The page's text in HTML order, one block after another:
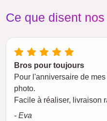
Ce que disent
Bros pour toujours
Pour l'anniversaire de
photo.
Facile à réaliser, livraison
- Eva